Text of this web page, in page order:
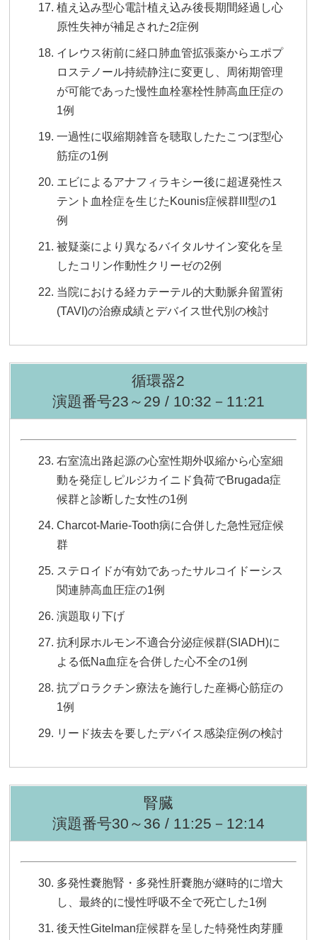
植え込み型心電計植え込み後長期間経過し心
原性失神が補足された2症例
イレウス術前に経口肺血管拡張薬からエポプ
ロステノール持続静注に変更し、周術期管理
が可能であった慢性血栓塞栓性肺高血圧症の
1例
一過性に収縮期雑音を聴取したたこつぼ型心
筋症の1例
エビによるアナフィラキシー後に超遅発性ス
テント血栓症を生じたKounis症候群III型の1
例
被疑薬により異なるバイタルサイン変化を呈
したコリン作動性クリーゼの2例
当院における経カテーテル的大動脈弁留置術
(TAVI)の治療成績とデバイス世代別の検討
循環器2
演題番号23～29 / 10:32－11:21
右室流出路起源の心室性期外収縮から心室細
動を発症しピルジカイニド負荷でBrugada症
候群と診断した女性の1例
Charcot-Marie-Tooth病に合併した急性冠症候
群
ステロイドが有効であったサルコイドーシス
関連肺高血圧症の1例
演題取り下げ
抗利尿ホルモン不適合分泌症候群(SIADH)に
よる低Na血症を合併した心不全の1例
抗プロラクチン療法を施行した産褥心筋症の
1例
リード抜去を要したデバイス感染症例の検討
腎臓
演題番号30～36 / 11:25－12:14
多発性嚢胞腎・多発性肝嚢胞が継時的に増大
し、最終的に慢性呼吸不全で死亡した1例
後天性Gitelman症候群を呈した特発性肉芽腫